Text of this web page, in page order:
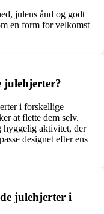
julens ånd og godt
en form for velkomst
julehjerter?
i forskellige
at flette dem selv.
hyggelig aktivitet, der
designet efter ens
julehjerter i